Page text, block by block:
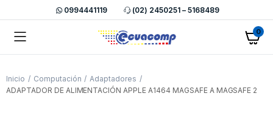
0994441119 (02) 2450251 – 5168489
0
Inicio Computación
Adaptadores
ADAPTADOR DE ALIMENTACIÓN APPLE A1464 MAGSAFE A MAGSAFE 2